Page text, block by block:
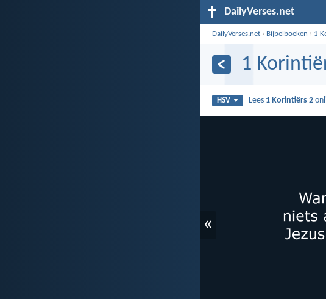
DailyVerses.net
DailyVerses.net › Bijbelboeken › 1
1
HSV Lees 1 Korintiërs 2
«